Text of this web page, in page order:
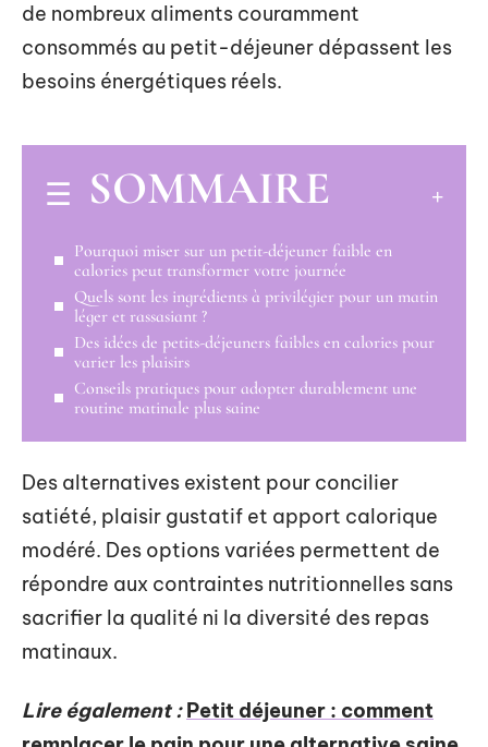
de nombreux aliments couramment
consommés au petit-déjeuner dépassent les
besoins énergétiques réels.
SOMMAIRE
Pourquoi miser sur un petit-déjeuner faible en
calories peut transformer votre journée
Quels sont les ingrédients à privilégier pour un matin
léger et rassasiant ?
Des idées de petits-déjeuners faibles en calories pour
varier les plaisirs
Conseils pratiques pour adopter durablement une
routine matinale plus saine
Des alternatives existent pour concilier
satiété, plaisir gustatif et apport calorique
modéré. Des options variées permettent de
répondre aux contraintes nutritionnelles sans
sacrifier la qualité ni la diversité des repas
matinaux.
Lire également : Petit déjeuner : comment